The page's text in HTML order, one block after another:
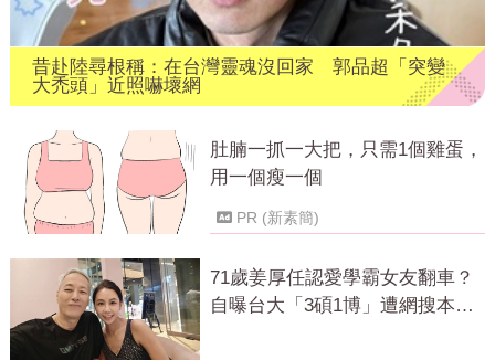
昔赴陸尋根稱：在台灣靈魂沒回家 郭品超「突變
大禿頭」近照嚇壞網
肚腩一抓一大把，只需1個雞蛋，
用一個瘦一個
PR (新素簡)
71歲姜厚任認愛學霸女友翻車？
自曝台大「3碩1博」遭網搜本